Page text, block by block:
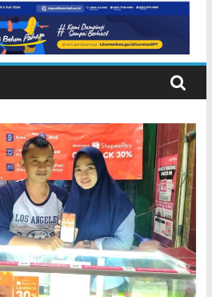
Pelabuhan Padangbai